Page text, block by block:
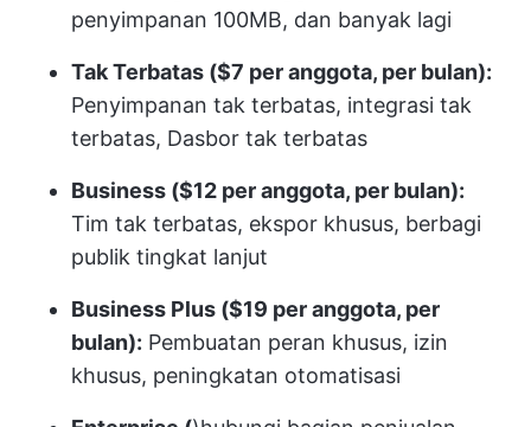
penyimpanan 100MB, dan banyak lagi
Tak Terbatas ($7 per anggota, per bulan):
Penyimpanan tak terbatas, integrasi tak
terbatas, Dasbor tak terbatas
Business ($12 per anggota, per bulan):
Tim tak terbatas, ekspor khusus, berbagi
publik tingkat lanjut
Business Plus ($19 per anggota, per
bulan): Pembuatan peran khusus, izin
khusus, peningkatan otomatisasi